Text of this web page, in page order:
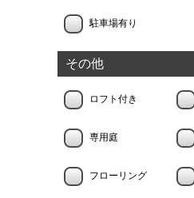
駐車場有り
その他
ロフト付き
専用庭
フローリング